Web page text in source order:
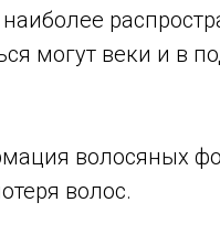
могут веки и в
волосяных
волос.